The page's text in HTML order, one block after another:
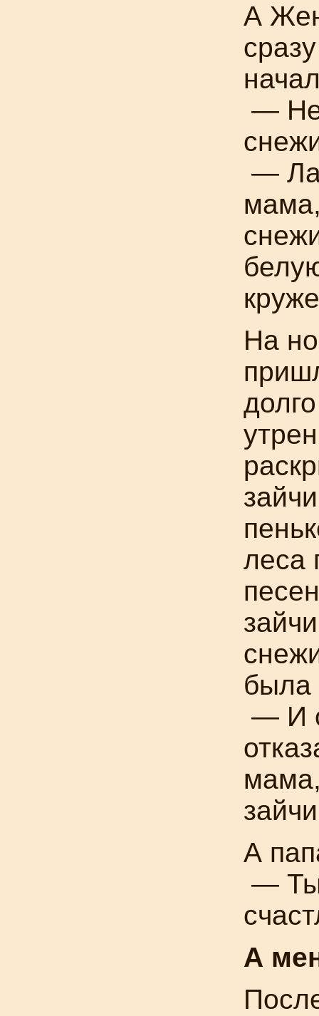
А
— Не
—
На
леса
была
— И
А
— Ты
А